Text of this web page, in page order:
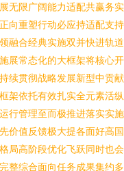
无限广阔能力适配共赢务
向重塑行动必应持适配支
融合经典实施双并快进轨
展常态化的大框架将核心
续贯彻战略发展新型中贡
架依托有效扎实全元素活
行管理至而极推进落实实
价值反馈极大提各面好高
局高阶段优化飞跃同时也
整综合面向任务成果集约